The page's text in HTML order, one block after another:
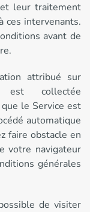
leur traitement
ces intervenants.
avant de
attribué sur
collectée
le Service est
automatique
faire obstacle en
votre navigateur
générales
de visiter